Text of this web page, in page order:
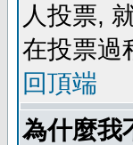
人投票,
在投票過
回頂端
為什麼我